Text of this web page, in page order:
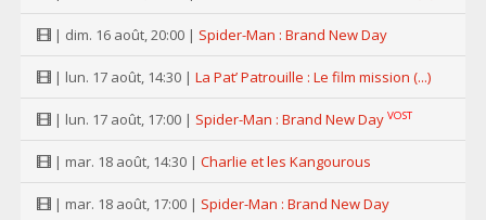
| dim. 16 août, 20:00 | Spider-Man : Brand New Day
| lun. 17 août, 14:30 | La Pat’ Patrouille : Le film mission (...)
| lun. 17 août, 17:00 | Spider-Man : Brand New Day VOST
| mar. 18 août, 14:30 | Charlie et les Kangourous
| mar. 18 août, 17:00 | Spider-Man : Brand New Day